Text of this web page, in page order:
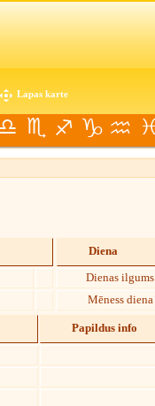
Lapas karte
Diena
Dienas ilgums
Mēness diena
Papildus info